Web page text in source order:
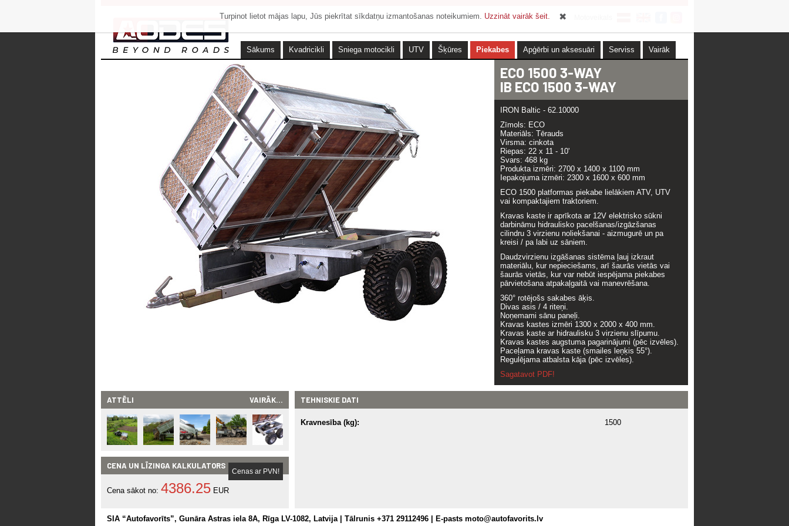
Sākums Kvadricikli Sniega motocikli UTV Šķūres Piekabes Apģērbi un aksesuāri Serviss Vairāk
ECO 1500 3-WAY
IB ECO 1500 3-WAY
IRON Baltic - 62.10000
Zīmols: ECO
Materiāls: Tērauds
Virsma: cinkota
Riepas: 22 x 11 - 10'
Svars: 468 kg
Produkta izmēri: 2700 x 1400 x 1100 mm
Iepakojuma izmēri: 2300 x 1600 x 600 mm
ECO 1500 platformas piekabe lielākiem ATV, UTV
vai kompaktajiem traktoriem.
Kravas kaste ir aprīkota ar 12V elektrisko sūkni
darbināmu hidraulisko pacelšanas/izgāzšanas
cilindru 3 virzienu noliekšanai - aizmugurē un pa
kreisi / pa labi uz sāniem.
Daudzvirzienu izgāšanas sistēma ļauj izkraut
materiālu, kur nepieciešams, arī šaurās vietās vai
šaurās vietās, kur var nebūt iespējama piekabes
pārvietošana atpakaļgaitā vai manevrēšana.
360° rotējošs sakabes āķis.
Divas asis / 4 riteņi.
Noņemami sānu paneļi.
Kravas kastes izmēri 1300 x 2000 x 400 mm.
Kravas kaste ar hidraulisku 3 virzienu slīpumu.
Kravas kastes augstuma pagarinājumi (pēc izvēles).
Paceļama kravas kaste (smailes leņķis 55°).
Regulējama atbalsta kāja (pēc izvēles).
Sagatavot PDF!
ATTĒLI VAIRĀK...
CENA UN LĪZINGA KALKULATORS
Cena sākot no: 4386.25 EUR
Cenas ar PVN!
TEHNISKIE DATI
Kravnesība (kg): 1500
SIA “Autofavorīts”, Gunāra Astras iela 8A, Rīga LV-1082, Latvija | Tālrunis +371 29112496 | E-pasts moto@autofavorits.lv
Turpinot lietot mājas lapu, Jūs piekrītat sīkdatņu izmantošanas noteikumiem. Uzzināt vairāk šeit.